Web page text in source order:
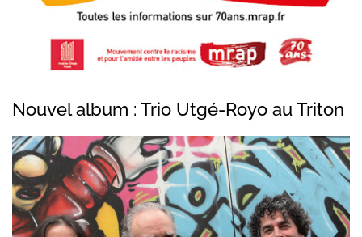
Nouvel album : Trio Utgé-Royo au Triton